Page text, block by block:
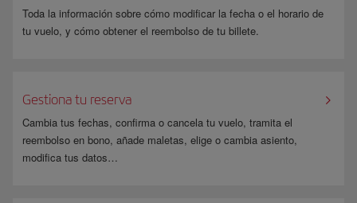
Toda la información sobre cómo modificar la fecha o el horario de
tu vuelo, y cómo obtener el reembolso de tu billete.
Gestiona tu reserva
Cambia tus fechas, confirma o cancela tu vuelo, tramita el
reembolso en bono, añade maletas, elige o cambia asiento,
modifica tus datos…